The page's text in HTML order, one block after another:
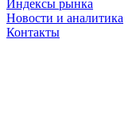
Индексы рынка
Новости и аналитика
Контакты